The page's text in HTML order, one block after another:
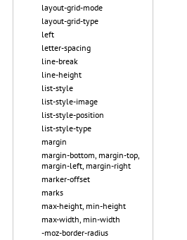
layout-grid-mode
layout-grid-type
left
letter-spacing
line-break
line-height
list-style
list-style-image
list-style-position
list-style-type
margin
margin-bottom, margin-top,
margin-left, margin-right
marker-offset
marks
max-height, min-height
max-width, min-width
-moz-border-radius